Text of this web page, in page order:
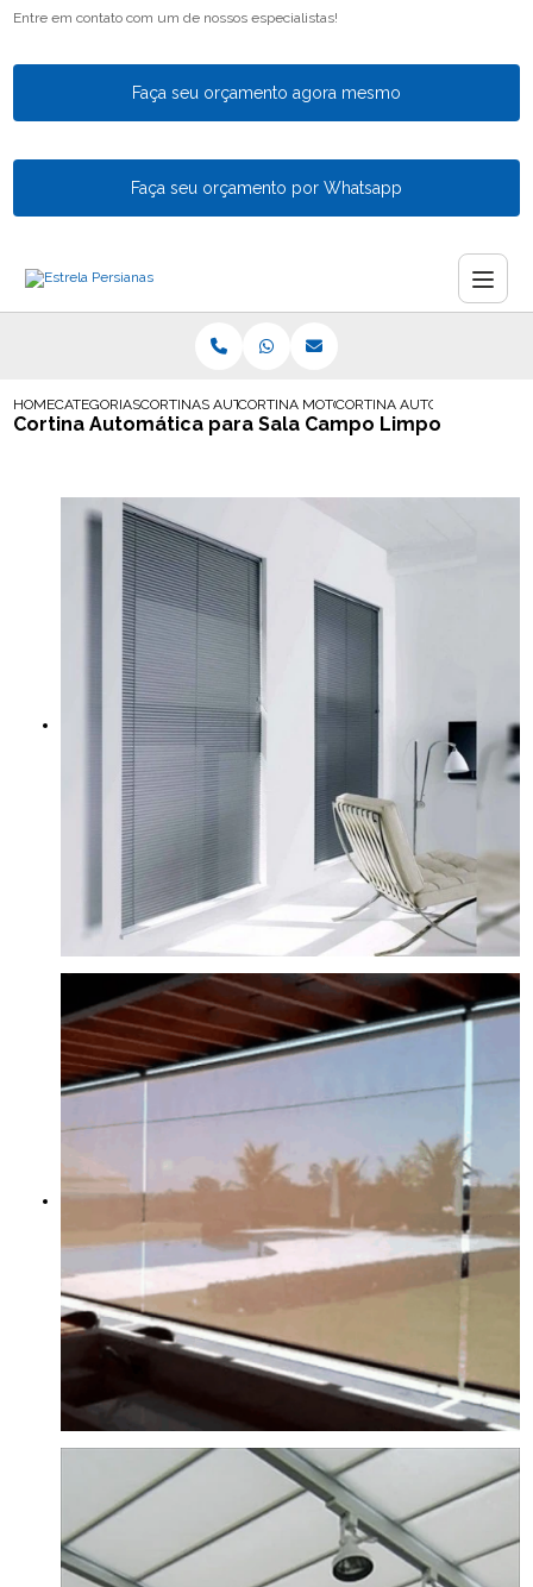
Entre em contato com um de nossos especialistas!
Faça seu orçamento agora mesmo
Faça seu orçamento por Whatsapp
HOMECATEGORIASCORTINAS AUTOMATICASCORTINA MOTORIZADA GUARULHOS
CORTINA AUTOMATICA
Cortina Automática para Sala Campo Limpo